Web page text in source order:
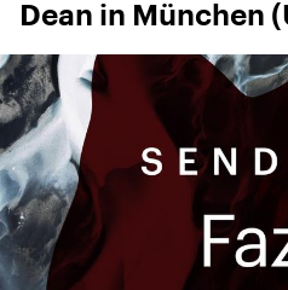
Dean in München